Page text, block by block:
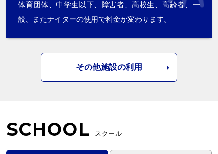
体育団体、中学生以下、障害者、高校生、高齢者、一
般、またナイターの使用で料金が変わります。
その他施設の利用
SCHOOL スクール